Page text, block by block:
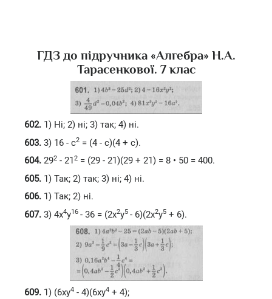
ГДЗ до підручника «Алгебра» H.А.
Тарасенкової. 7 клас
602. 1) Hi; 2) ні; 3) так; 4) ні.
603. 3) 16 - с2 = (4 - с)(4 + с).
604. 292 - 212 = (29 - 21)(29 + 21) = 8 • 50 = 400.
605. 1) Так; 2) так; 3) ні; 4) ні.
606. 1) Так; 2) ні.
607. 3) 4x4y16 - 36 = (2x2y5 - 6)(2x2y5 + 6).
609. 1) (6xy4 - 4)(6xy4 + 4);